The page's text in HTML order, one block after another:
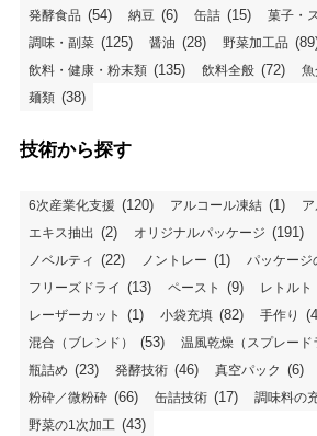
発酵食品 (54) 納豆 (6) 缶詰 (15) 菓子・
調味・副菜 (125) 醤油 (28) 野菜加工品
飲料・健康・粉末類 (135) 飲料全般 (72) 魚
麺類 (38)
技術から探す
6次産業化支援 (120) アルコール凍結 (1)
エキス抽出 (2) オリジナルパッケージ (191)
ノベルティ (22) ノントレー (1) パッケージ
フリーズドライ (13) ペースト (9) レトルト
レーザーカット (1) 小袋充填 (82) 手作り
混合（ブレンド） (53) 温風乾燥（スプレード
瓶詰め (23) 発酵技術 (46) 真空パック (6)
粉砕／微粉砕 (66) 缶詰技術 (17) 調味料の
野菜の1次加工 (43)